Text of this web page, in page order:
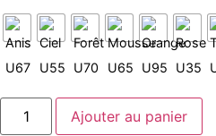
Ajouter au panier